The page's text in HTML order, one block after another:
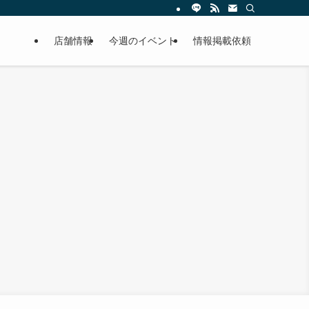
店舗情報 今週のイベント 情報掲載依頼